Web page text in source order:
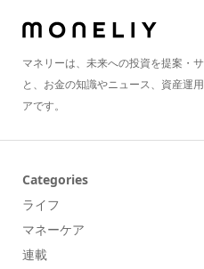
マネリーは、未来への投資を提案・
と、お金の知識やニュース、資産運
アです。
Categories
ライフ
マネーケア
連載